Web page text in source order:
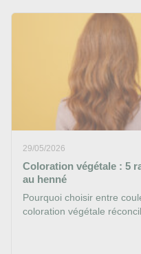
29/05/2026
Coloration végétale : 5
au henné
Pourquoi choisir entre
coloration végétale